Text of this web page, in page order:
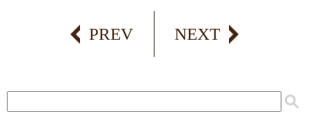
PREV NEXT